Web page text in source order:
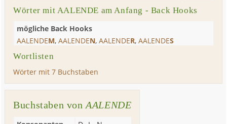
Wörter mit AALENDE am Anfang - Back Hooks
mögliche Back Hooks
AALENDEM,AALENDEN,AALENDER,AALENDES
Wortlisten
Wörter mit 7 Buchstaben
Buchstaben vonAALENDE